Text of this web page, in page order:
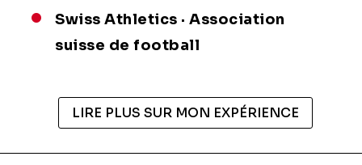
Swiss Athletics · Association
suisse de football
LIRE PLUS SUR MON EXPÉRIENCE